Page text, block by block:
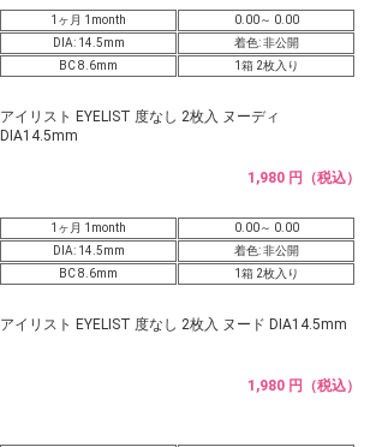
1ヶ月 1month
0.00～ 0.00
DIA: 14.5mm
着色: 非公開
BC 8.6mm
1箱 2枚入り
アイリスト EYELIST 度なし 2枚入 ヌーディ
DIA14.5mm
1,980 円（税込）
1ヶ月 1month
0.00～ 0.00
DIA: 14.5mm
着色: 非公開
BC 8.6mm
1箱 2枚入り
アイリスト EYELIST 度なし 2枚入 ヌード DIA14.5mm
1,980 円（税込）